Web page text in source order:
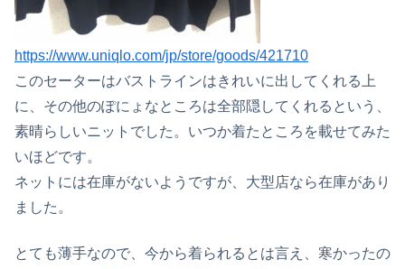
https://www.uniqlo.com/jp/store/goods/421710
このセーターはバストラインはきれいに出してくれる上
に、その他のぽにょなところは全部隠してくれるという、
素晴らしいニットでした。いつか着たところを載せてみた
いほどです。
ネットには在庫がないようですが、大型店なら在庫があり
ました。
とても薄手なので、今から着られるとは言え、寒かったの